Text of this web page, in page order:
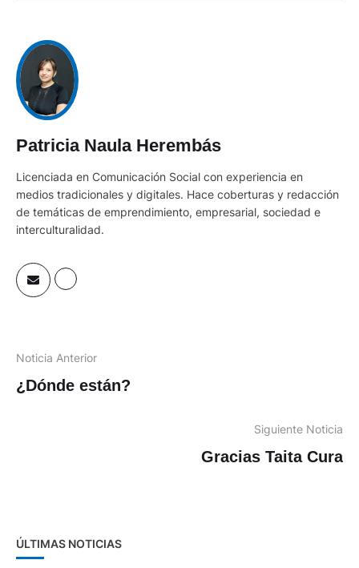
Patricia Naula Herembás
Licenciada en Comunicación Social con experiencia en
medios tradicionales y digitales. Hace coberturas y redacción
de temáticas de emprendimiento, empresarial, sociedad e
interculturalidad.
Noticia Anterior
¿Dónde están?
Siguiente Noticia
Gracias Taita Cura
ÚLTIMAS NOTICIAS